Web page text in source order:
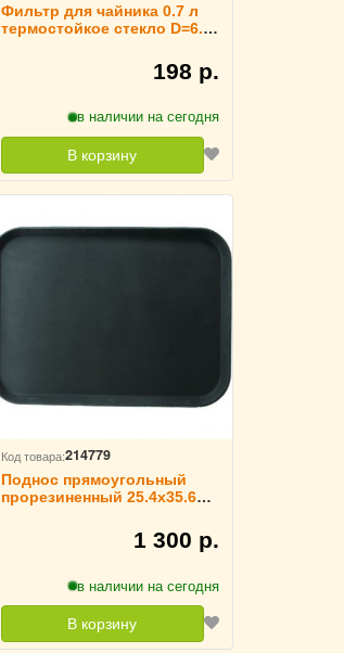
Фильтр для чайника 0.7 л
термостойкое стекло D=6.9
198 р.
в наличии на сегодня
В корзину
Код товара:214779
Поднос прямоугольный
прорезиненный 25.4x35.6
1 300 р.
в наличии на сегодня
В корзину